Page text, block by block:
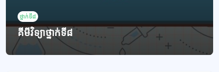
ថ្នាក់ទី៨
គីមីវិទ្យាថ្នាក់ទី៨